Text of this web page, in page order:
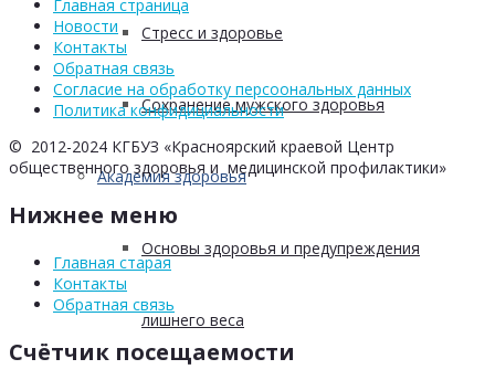
Стресс и здоровье
Сохранение мужского здоровья
Академия здоровья
Основы здоровья и предупреждения
лишнего веса
Главная страница
Новости
Контакты
Обратная связь
Согласие на обработку персоональных данных
Политика конфидициальности
© 2012-2024 КГБУЗ «Красноярский краевой Центр
общественного здоровья и медицинской профилактики»
Нижнее меню
Главная старая
Контакты
Обратная связь
Счётчик посещаемости